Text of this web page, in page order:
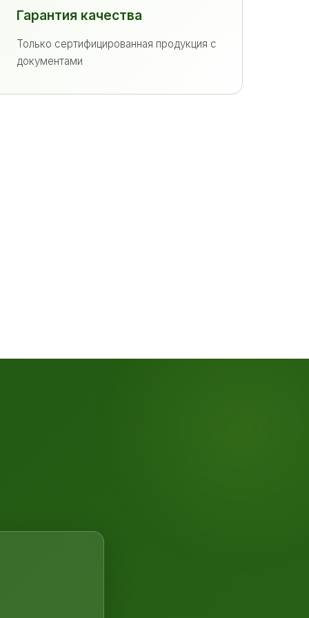
Гарантия качества
Только сертифицированная продукция с
документами